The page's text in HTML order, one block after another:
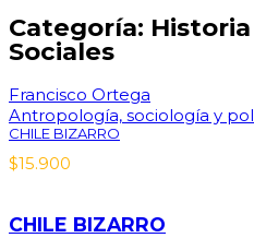
Categoría:
Sociales
Francisco Ortega
Antropología, sociología y
CHILE BIZARRO
$15.900
CHILE BIZARRO